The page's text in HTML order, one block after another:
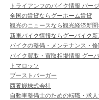
トライアンフのバイク情報 バー
全国の賃貸ならグーホーム賃貸
観光のニュースなら観光経済新聞
新車バイク情報ならグーバイク
バイクの整備・メンテナンス・
バイク買取・買取相場情報 グー
トマロッソ
ブーストバーガー
西養鰻株式会社
自動車整備士のための転職・求